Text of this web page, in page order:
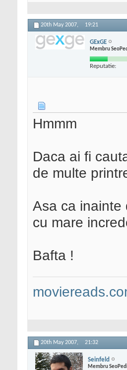
20th May 2007, 19:21
GExGE
Membru
Reputatie:
Hmmm
Daca ai fi
de multe
Asa ca inainte
cu mare
Bafta !
20th May 2007, 21:32
Seinfeld
Membru